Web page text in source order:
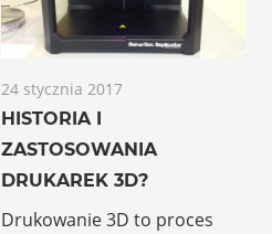
24 stycznia 2017
HISTORIA I
ZASTOSOWANIA
DRUKAREK 3D?
Drukowanie 3D to proces